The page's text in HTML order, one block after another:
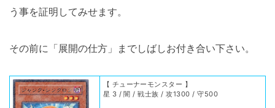
う事を証明してみせます。
その前に「展開の仕方」までしばしお付き合い下さい。
【 チューナーモンスター 】
星 3 / 闇 / 戦士族 / 攻1300 / 守500